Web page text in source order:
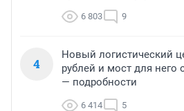
6 803 9
4
Новый логистический
рублей и мост для него
— подробности
6 414 5